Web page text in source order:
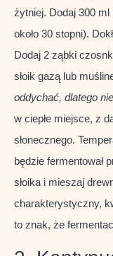
żytniej. Dodaj 300
około 30 stopni).
Dodaj 2 ząbki
słoik gazą lub
oddychać, dlatego
w ciepłe miejsce, z
słonecznego.
będzie fermentował
słoika i mieszaj
charakterystyczny,
to znak, że